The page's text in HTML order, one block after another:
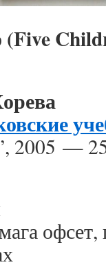
(Five
2005 —